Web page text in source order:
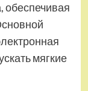
обеспечивая
мягкие